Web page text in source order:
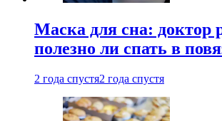
Маска для сна: доктор
полезно ли спать в
2 года спустя2 года спустя